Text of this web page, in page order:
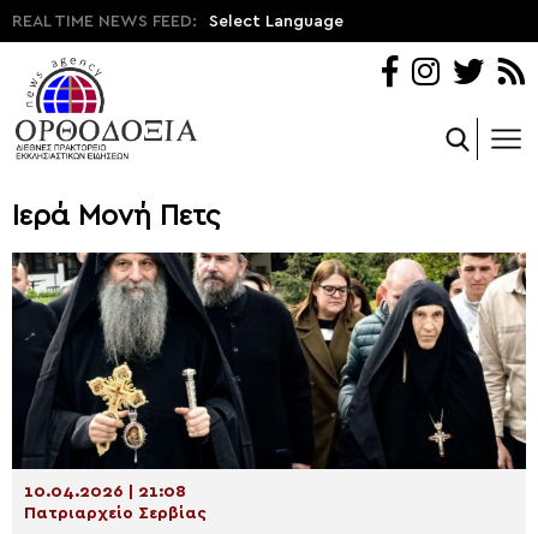
REAL TIME NEWS FEED: Select Language
Ιερά Μονή Πετς
10.04.2026 | 21:08
Πατριαρχείο Σερβίας